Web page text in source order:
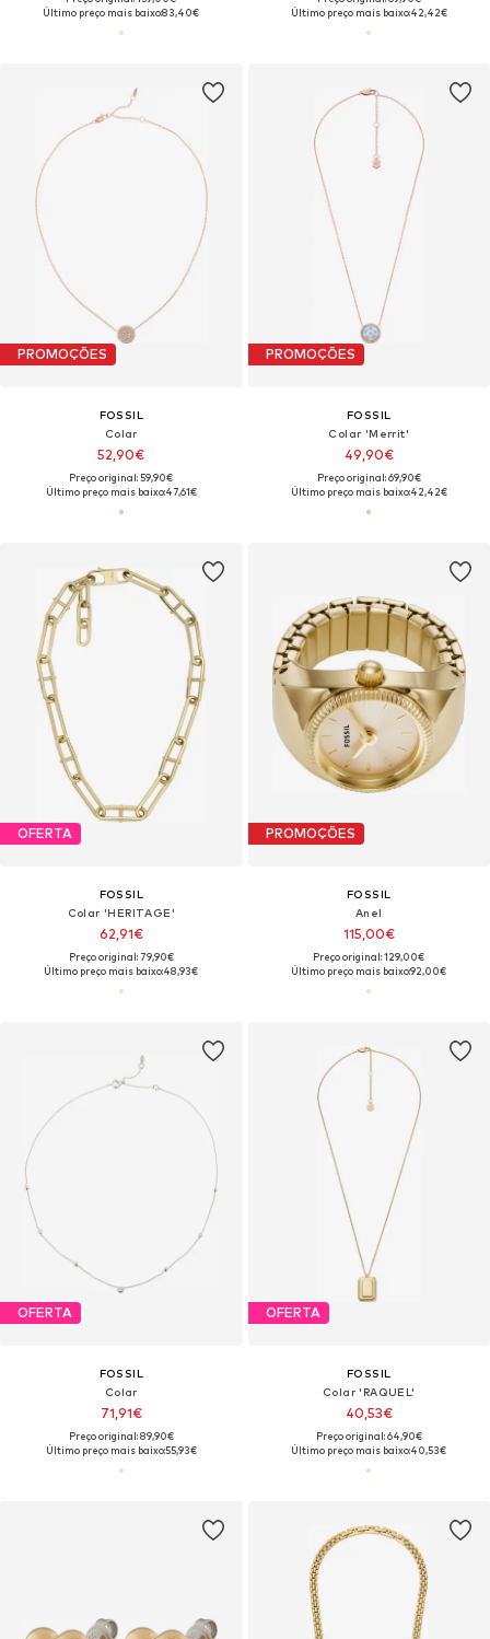
Último preço mais baixo:83,40€
Último preço mais baixo:42,42€
PROMOÇÕES
FOSSIL
Colar
52,90€
Preço original: 59,90€
Último preço mais baixo:47,61€
PROMOÇÕES
FOSSIL
Colar 'Merrit'
49,90€
Preço original: 69,90€
Último preço mais baixo:42,42€
OFERTA
FOSSIL
Colar 'HERITAGE'
62,91€
Preço original: 79,90€
Último preço mais baixo:48,93€
PROMOÇÕES
FOSSIL
Anel
115,00€
Preço original: 129,00€
Último preço mais baixo:92,00€
OFERTA
FOSSIL
Colar
71,91€
Preço original: 89,90€
Último preço mais baixo:55,93€
OFERTA
FOSSIL
Colar 'RAQUEL'
40,53€
Preço original: 64,90€
Último preço mais baixo:40,53€